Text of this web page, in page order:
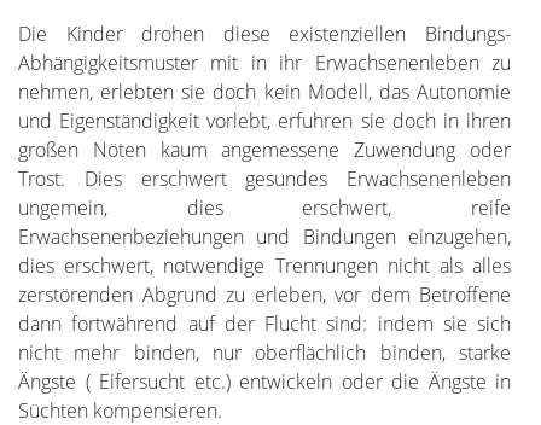
Die Kinder drohen diese existenziellen Bindungs-
Abhängigkeitsmuster mit in ihr Erwachsenenleben zu
nehmen, erlebten sie doch kein Modell, das Autonomie
und Eigenständigkeit vorlebt, erfuhren sie doch in ihren
großen Nöten kaum angemessene Zuwendung oder
Trost. Dies erschwert gesundes Erwachsenenleben
ungemein, dies erschwert, reife
Erwachsenenbeziehungen und Bindungen einzugehen,
dies erschwert, notwendige Trennungen nicht als alles
zerstörenden Abgrund zu erleben, vor dem Betroffene
dann fortwährend auf der Flucht sind: indem sie sich
nicht mehr binden, nur oberflächlich binden, starke
Ängste ( Eifersucht etc.) entwickeln oder die Ängste in
Süchten kompensieren.